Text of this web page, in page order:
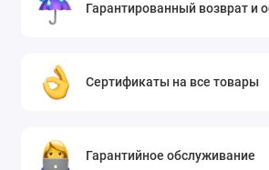
Гарантированный возврат и
Сертификаты на все товары
Гарантийное обслуживание